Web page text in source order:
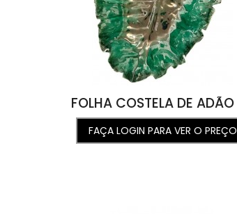
FAÇA LOGIN PARA VER O PREÇO